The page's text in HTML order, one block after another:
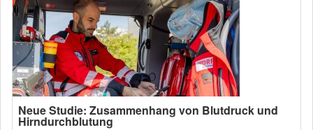
Neue Studie: Zusammenhang von Blutdruck und
Hirndurchblutung